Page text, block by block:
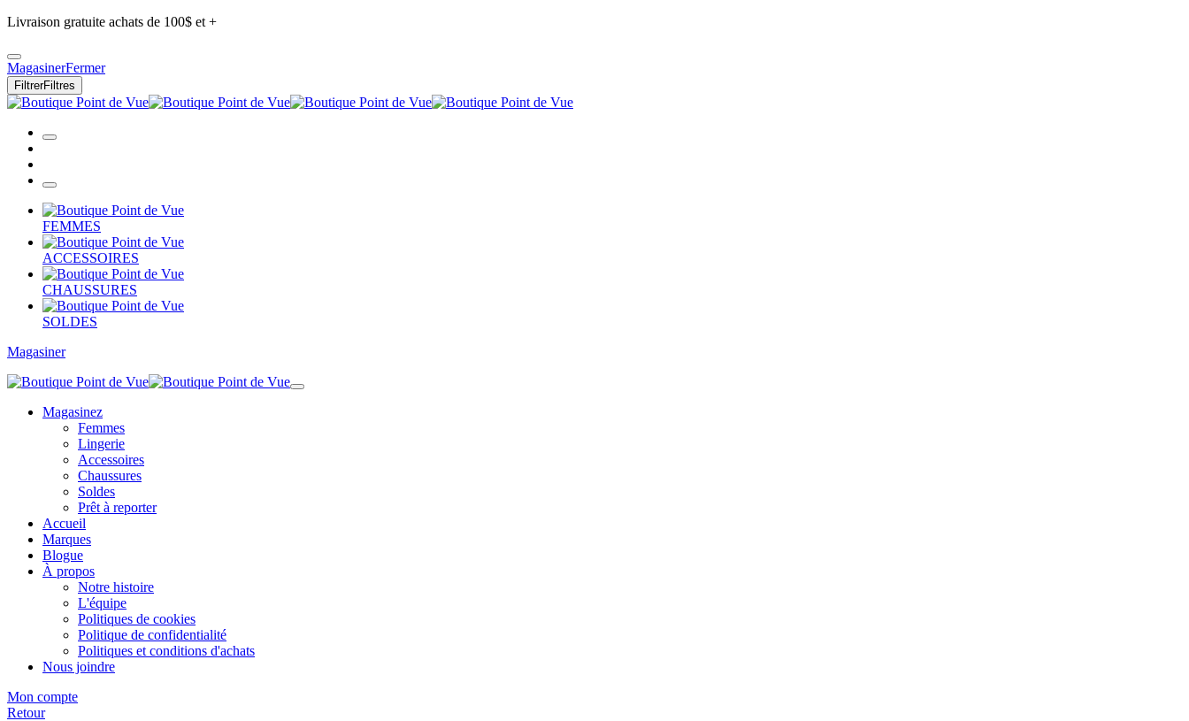
Livraison gratuite achats de 100$ et +
MagasinerFermer
FiltrerFiltres
FEMMES
ACCESSOIRES
CHAUSSURES
SOLDES
Magasiner
Magasinez
Femmes
Lingerie
Accessoires
Chaussures
Soldes
Prêt à reporter
Accueil
Marques
Blogue
À propos
Notre histoire
L'équipe
Politiques de cookies
Politique de confidentialité
Politiques et conditions d'achats
Nous joindre
Mon compte
Retour